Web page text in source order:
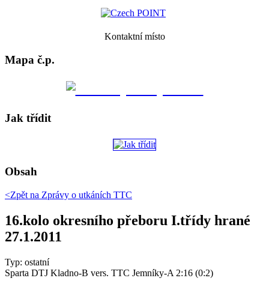
Kontaktní místo
Mapa č.p.
Jak třídit
Obsah
<Zpět na Zprávy o utkáních TTC
16.kolo okresního přeboru I.třídy hrané
27.1.2011
Typ: ostatní
Sparta DTJ Kladno-B vers. TTC Jemníky-A 2:16 (0:2)